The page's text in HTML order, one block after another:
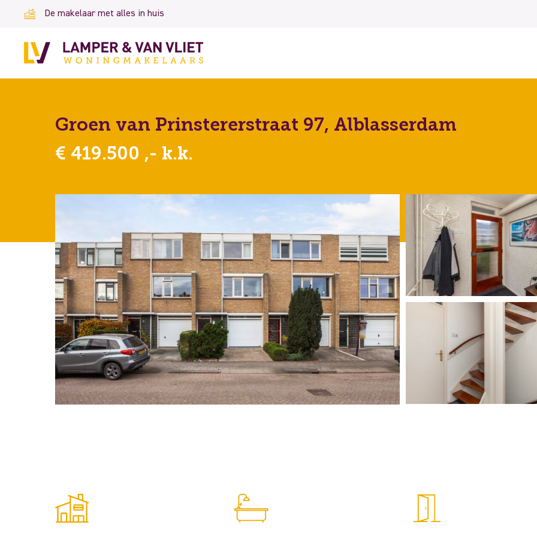
De makelaar met alles in huis
Groen van Prinstererstraat 97, Alblasserdam
€ 419.500 ,- k.k.